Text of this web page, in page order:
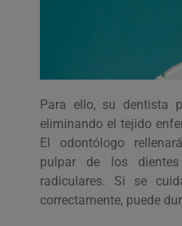
Para ello, su dentista
eliminando el tejido
El odontólogo
pulpar de los
radiculares. Si se
correctamente, puede